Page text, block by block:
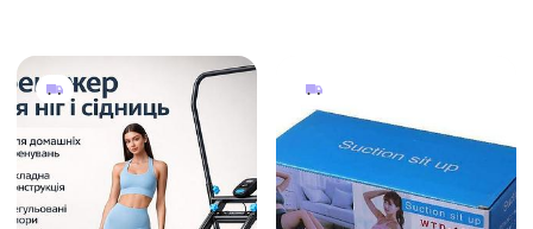
многофункциональный